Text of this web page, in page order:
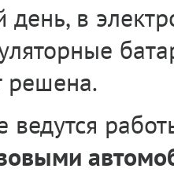
день, в
решена.
ведутся